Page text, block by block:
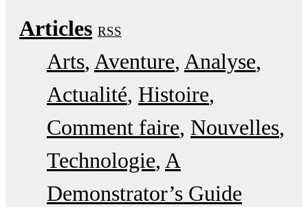
Articles RSS
Arts Aventure Analyse
Actualité Histoire
Comment faire Nouvelles
Technologie A
Demonstrator’s Guide